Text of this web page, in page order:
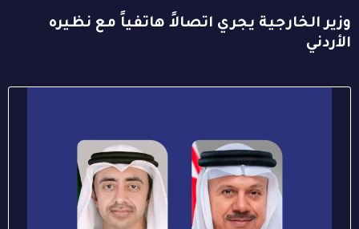
وزير الخارجية يجري اتصالاً هاتفياً مع نظيره
الأردني